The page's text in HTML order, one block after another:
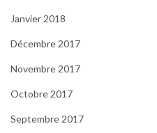
Janvier 2018
Décembre 2017
Novembre 2017
Octobre 2017
Septembre 2017